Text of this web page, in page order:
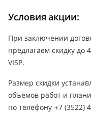
Условия акции:
При заключении
предлагаем скидку до
VISP.
Размер скидки
объёмов работ и
по телефону +7 (3522)